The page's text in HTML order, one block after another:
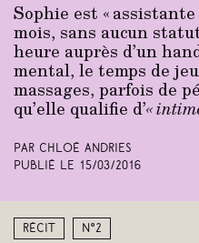
Sophie est «
mois, sans aucun
heure auprès d’un
mental, le temps de
massages, parfois de
qu’elle qualifie d’«
Par Chloé Andries
Publié le 15/03/2016
Récit N°2